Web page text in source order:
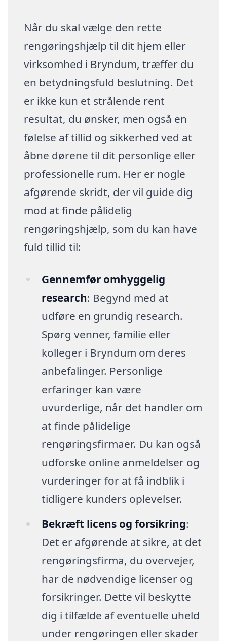
Når du skal vælge den rette
rengøringshjælp til dit hjem eller
virksomhed i Bryndum, træffer du
en betydningsfuld beslutning. Det
er ikke kun et strålende rent
resultat, du ønsker, men også en
følelse af tillid og sikkerhed ved at
åbne dørene til dit personlige eller
professionelle rum. Her er nogle
afgørende skridt, der vil guide dig
mod at finde pålidelig
rengøringshjælp, som du kan have
fuld tillid til:
Gennemfør omhyggelig
research: Begynd med at
udføre en grundig research.
Spørg venner, familie eller
kolleger i Bryndum om deres
anbefalinger. Personlige
erfaringer kan være
uvurderlige, når det handler om
at finde pålidelige
rengøringsfirmaer. Du kan også
udforske online anmeldelser og
vurderinger for at få indblik i
tidligere kunders oplevelser.
Bekræft licens og forsikring:
Det er afgørende at sikre, at det
rengøringsfirma, du overvejer,
har de nødvendige licenser og
forsikringer. Dette vil beskytte
dig i tilfælde af eventuelle uheld
under rengøringen eller skader